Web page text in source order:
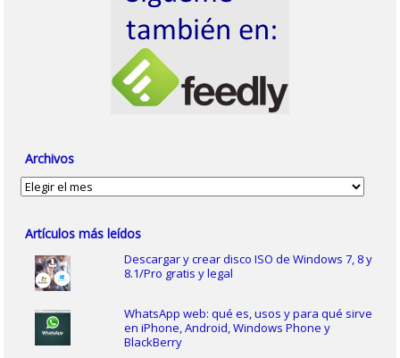
Archivos
Archivos
Artículos más leídos
Descargar y crear disco ISO de Windows 7, 8 y
8.1/Pro gratis y legal
WhatsApp web: qué es, usos y para qué sirve
en iPhone, Android, Windows Phone y
BlackBerry